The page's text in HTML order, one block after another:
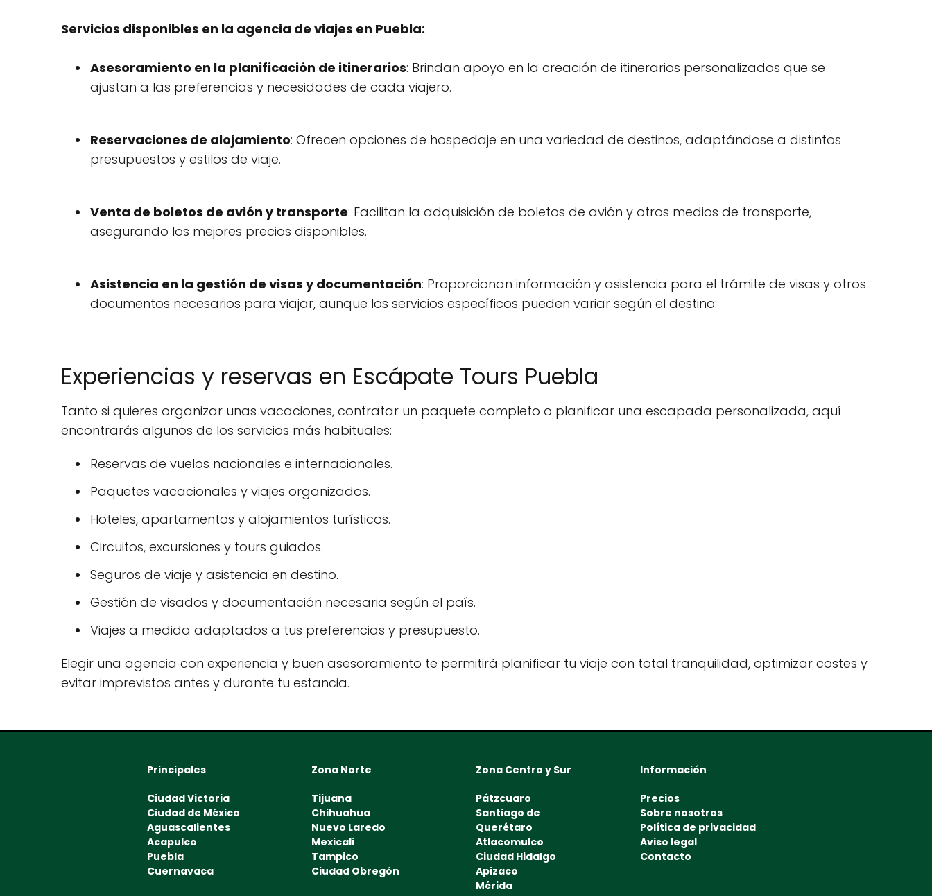
Servicios disponibles en la agencia de viajes en Puebla:
Asesoramiento en la planificación de itinerarios: Brindan apoyo en la creación de itinerarios personalizados que se
ajustan a las preferencias y necesidades de cada viajero.
Reservaciones de alojamiento: Ofrecen opciones de hospedaje en una variedad de destinos, adaptándose a distintos
presupuestos y estilos de viaje.
Venta de boletos de avión y transporte: Facilitan la adquisición de boletos de avión y otros medios de transporte,
asegurando los mejores precios disponibles.
Asistencia en la gestión de visas y documentación: Proporcionan información y asistencia para el trámite de visas y otros
documentos necesarios para viajar, aunque los servicios específicos pueden variar según el destino.
Experiencias y reservas en Escápate Tours Puebla
Tanto si quieres organizar unas vacaciones, contratar un paquete completo o planificar una escapada personalizada, aquí
encontrarás algunos de los servicios más habituales:
Reservas de vuelos nacionales e internacionales.
Paquetes vacacionales y viajes organizados.
Hoteles, apartamentos y alojamientos turísticos.
Circuitos, excursiones y tours guiados.
Seguros de viaje y asistencia en destino.
Gestión de visados y documentación necesaria según el país.
Viajes a medida adaptados a tus preferencias y presupuesto.
Elegir una agencia con experiencia y buen asesoramiento te permitirá planificar tu viaje con total tranquilidad, optimizar costes y
evitar imprevistos antes y durante tu estancia.
Principales
Ciudad Victoria
Ciudad de México
Aguascalientes
Acapulco
Puebla
Cuernavaca
Zona Norte
Tijuana
Chihuahua
Nuevo Laredo
Mexicali
Tampico
Ciudad Obregón
Zona Centro y Sur
Pátzcuaro
Santiago de
Querétaro
Atlacomulco
Ciudad Hidalgo
Apizaco
Mérida
Información
Precios
Sobre nosotros
Política de privacidad
Aviso legal
Contacto